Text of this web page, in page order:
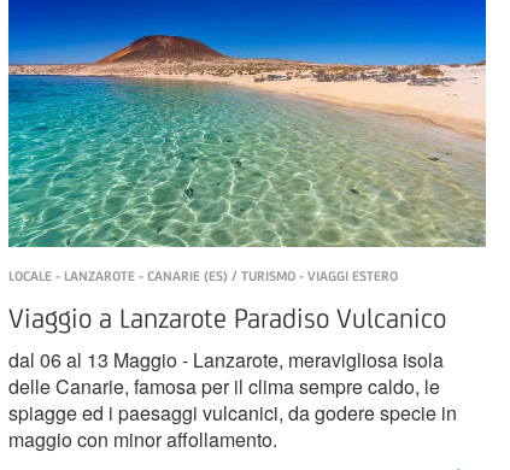
LOCALE - LANZAROTE - CANARIE (ES) / TURISMO - VIAGGI ESTERO
Viaggio a Lanzarote Paradiso Vulcanico
dal 06 al 13 Maggio - Lanzarote, meravigliosa isola
delle Canarie, famosa per il clima sempre caldo, le
spiagge ed i paesaggi vulcanici, da godere specie in
maggio con minor affollamento.